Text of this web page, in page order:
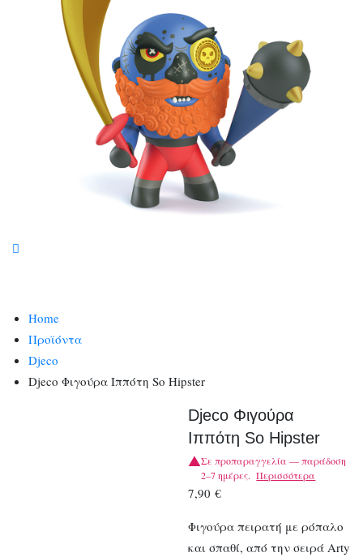
Home
Προϊόντα
Djeco
Djeco Φιγούρα Ιππότη So Hipster
Djeco Φιγούρα
Ιππότη So Hipster
Σε προπαραγγελία — παράδοση
2–7 ημέρες. Περισσότερα
7,90€
Φιγούρα πειρατή με ρόπαλο
και σπαθί, από την σειρά Arty